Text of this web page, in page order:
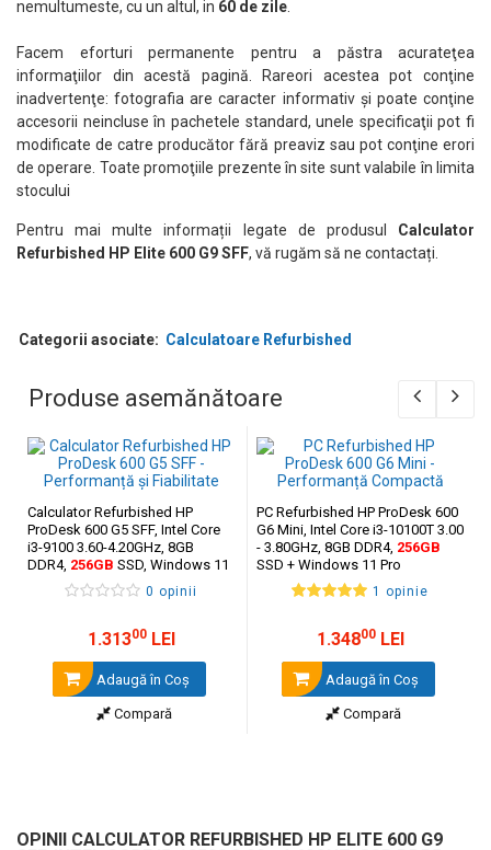
nemultumeste, cu un altul, in 60 de zile.
Facem eforturi permanente pentru a păstra acurateţea
informaţiilor din acestă pagină. Rareori acestea pot conţine
inadvertenţe: fotografia are caracter informativ şi poate conţine
accesorii neincluse în pachetele standard, unele specificaţii pot fi
modificate de catre producător fără preaviz sau pot conţine erori
de operare. Toate promoţiile prezente în site sunt valabile în limita
stocului
Pentru mai multe informații legate de produsul Calculator
Refurbished HP Elite 600 G9 SFF, vă rugăm să ne contactați.
Categorii asociate: Calculatoare Refurbished
Produse asemănătoare
Calculator Refurbished HP
ProDesk 600 G5 SFF, Intel Core
i3-9100 3.60-4.20GHz, 8GB
DDR4, 256GB SSD, Windows 11
0 opinii
1.31300LEI
Adaugă în Coş
Compară
PC Refurbished HP ProDesk 600
G6 Mini, Intel Core i3-10100T 3.00
- 3.80GHz, 8GB DDR4, 256GB
SSD + Windows 11 Pro
1 opinie
1.34800LEI
Adaugă în Coş
Compară
OPINII CALCULATOR REFURBISHED HP ELITE 600 G9